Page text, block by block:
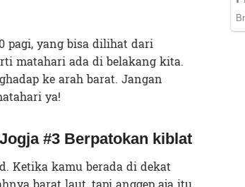
pagi, yang bisa dilihat dari
matahari ada di belakang kita.
ke arah barat. Jangan
ya!
#3 Berpatokan kiblat
Ketika kamu berada di dekat